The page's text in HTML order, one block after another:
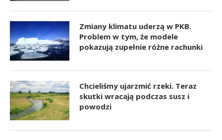
Zmiany klimatu uderzą w PKB.
Problem w tym, że modele
pokazują zupełnie różne rachunki
Chcieliśmy ujarzmić rzeki. Teraz
skutki wracają podczas susz i
powodzi